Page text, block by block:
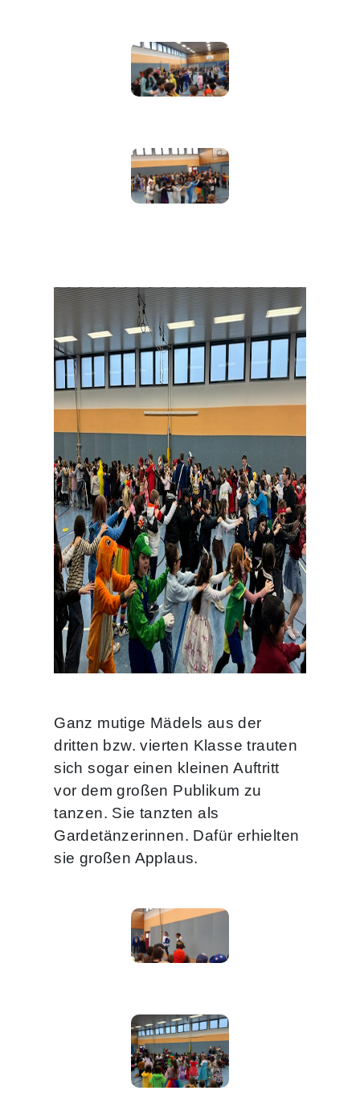
Ganz mutige Mädels aus der
dritten bzw. vierten Klasse trauten
sich sogar einen kleinen Auftritt
vor dem großen Publikum zu
tanzen. Sie tanzten als
Gardetänzerinnen. Dafür erhielten
sie großen Applaus.